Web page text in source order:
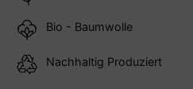
Bio - Baumwolle
Nachhaltig Produziert